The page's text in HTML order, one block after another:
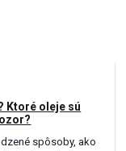
Ktoré oleje sú
spôsoby, ako